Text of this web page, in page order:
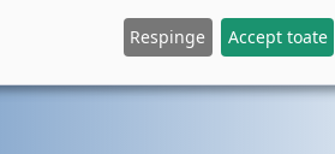
Respinge Accept toate